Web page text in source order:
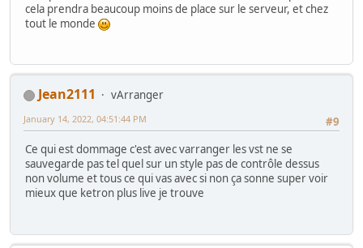
cela prendra beaucoup moins de place sur le serveur, et chez
tout le monde
Jean2111
vArranger
#9
January 14, 2022, 04:51:44 PM
Ce qui est dommage c'est avec varranger les vst ne se
sauvegarde pas tel quel sur un style pas de contrôle dessus
non volume et tous ce qui vas avec si non ça sonne super voir
mieux que ketron plus live je trouve